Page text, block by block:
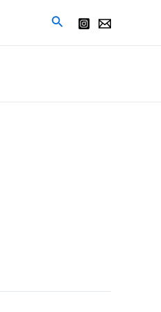
Buscar